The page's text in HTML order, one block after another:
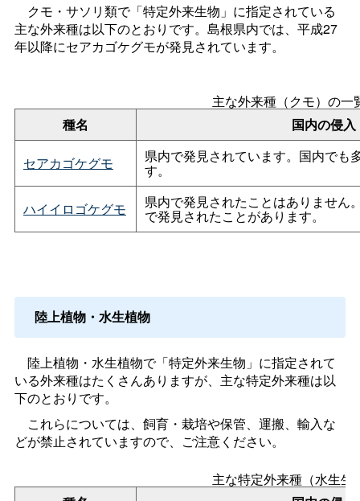
クモ・サソリ類で「特定外来生物」に指定されている
主な外来種は以下のとおりです。島根県内では、平成27
年以降にセアカゴケグモが発見されています。
主な外来種（クモ）の一
種名
国内の侵
セアカゴケグモ 県内で発見されています。国内でも
す。
ハイイロゴケグモ 県内で発見されたことはありません
で発見されたことがあります。
陸上植物・水生植物
陸上植物・水生植物で「特定外来生物」に指定されて
いる外来種はたくさんありますが、主な特定外来種は以
下のとおりです。
これらについては、飼育・栽培や保管、運搬、輸入な
どが禁止されていますので、ご注意ください。
主な特定外来種（水生生